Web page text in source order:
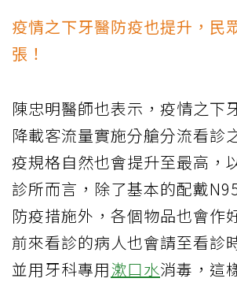
疫情之下牙醫防疫也提升，民
張！
陳忠明醫師也表示，疫情之下
降載客流量實施分艙分流看診
疫規格自然也會提升至最高，
診所而言，除了基本的配戴
防疫措施外，各個物品也會作
前來看診的病人也會請至看診
並用牙科專用漱口水消毒，這